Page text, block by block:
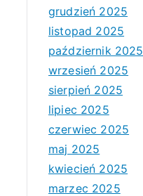
grudzień 2025
listopad 2025
październik 2025
wrzesień 2025
sierpień 2025
lipiec 2025
czerwiec 2025
maj 2025
kwiecień 2025
marzec 2025